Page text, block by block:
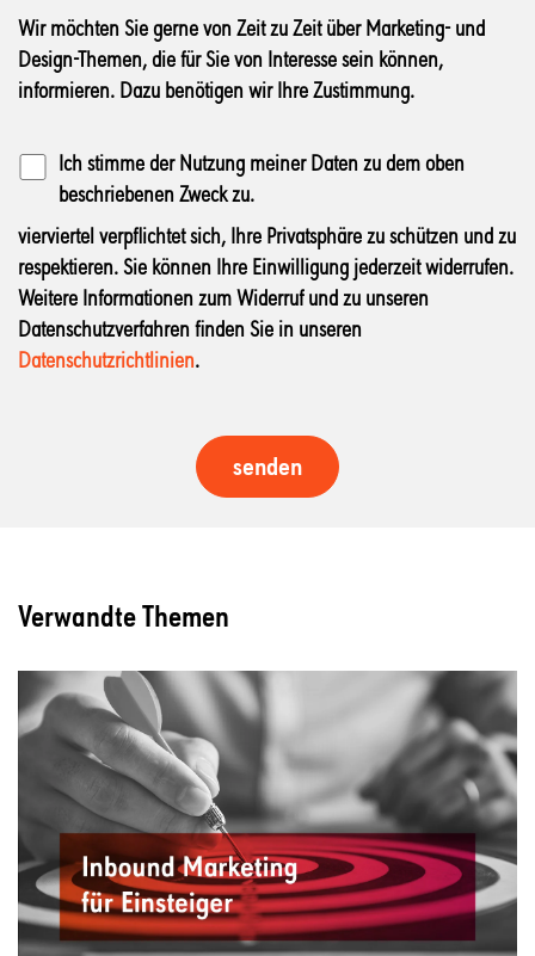
Wir möchten Sie gerne von Zeit zu Zeit über Marketing- und
Design-Themen, die für Sie von Interesse sein können,
informieren. Dazu benötigen wir Ihre Zustimmung.
Ich stimme der Nutzung meiner Daten zu dem oben
beschriebenen Zweck zu.
vierviertel verpflichtet sich, Ihre Privatsphäre zu schützen und zu
respektieren. Sie können Ihre Einwilligung jederzeit widerrufen.
Weitere Informationen zum Widerruf und zu unseren
Datenschutzverfahren finden Sie in unseren
Datenschutzrichtlinien.
Verwandte Themen